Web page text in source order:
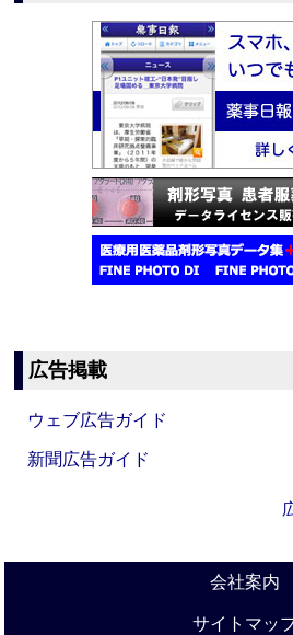
広告掲載
ウェブ広告ガイド
新聞広告ガイド
会社案内
サイトマッ